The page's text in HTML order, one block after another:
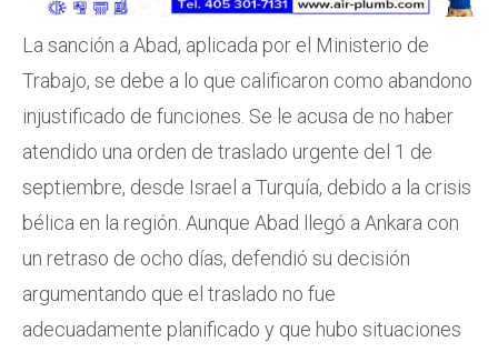
La sanción a Abad, aplicada por el Ministerio de
Trabajo, se debe a lo que calificaron como abandono
injustificado de funciones. Se le acusa de no haber
atendido una orden de traslado urgente del 1 de
septiembre, desde Israel a Turquía, debido a la crisis
bélica en la región. Aunque Abad llegó a Ankara con
un retraso de ocho días, defendió su decisión
argumentando que el traslado no fue
adecuadamente planificado y que hubo situaciones